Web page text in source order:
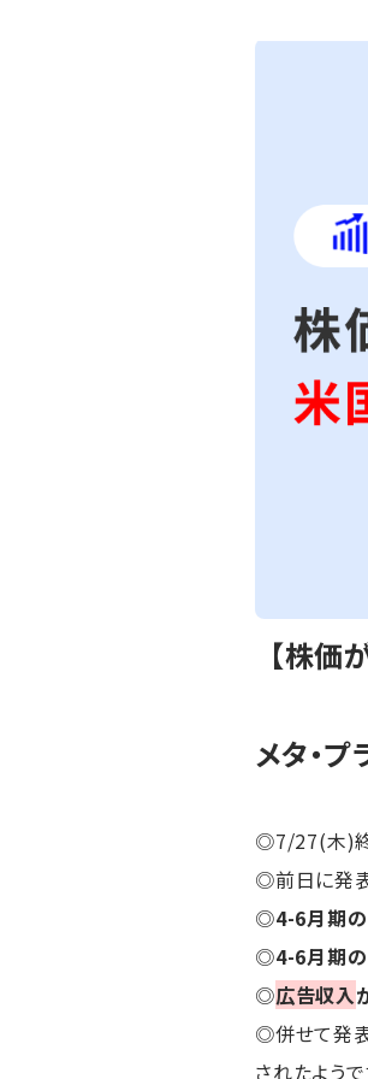
【株
メタ・
◎7/27(木)
◎前日に発
◎4-6月期
◎4-6月期
◎広告収入
◎併せて発
されたよう